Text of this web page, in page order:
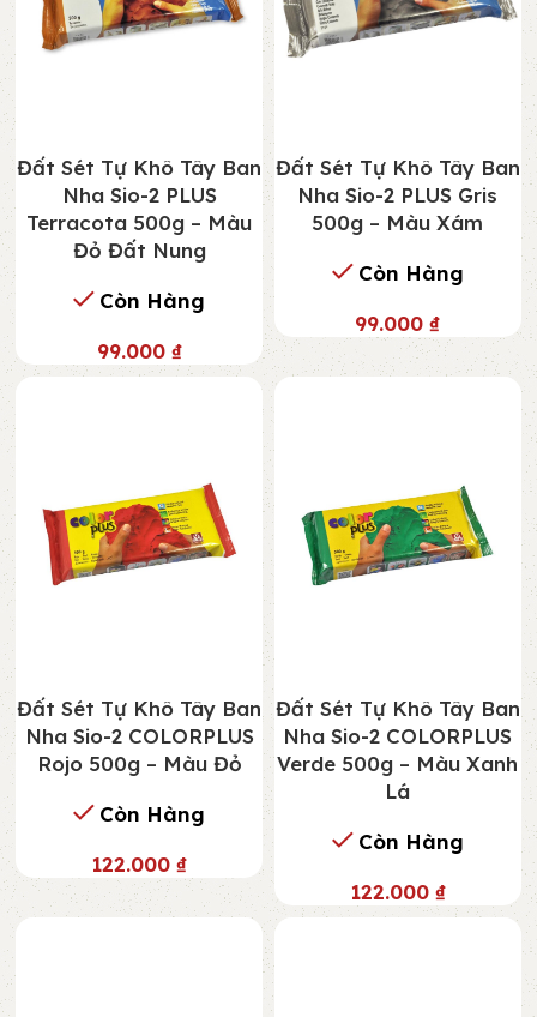
Đất Sét Tự Khô Tây Ban
Nha Sio-2 PLUS
Terracota 500g – Màu
Đỏ Đất Nung
Còn Hàng
99.000 ₫
Đất Sét Tự Khô Tây Ban
Nha Sio-2 PLUS Gris
500g – Màu Xám
Còn Hàng
99.000₫
Đất Sét Tự Khô Tây Ban
Nha Sio-2 COLORPLUS
Rojo 500g – Màu Đỏ
Còn Hàng
122.000₫
Đất Sét Tự Khô Tây Ban
Nha Sio-2 COLORPLUS
Verde 500g – Màu Xanh
Lá
Còn Hàng
122.000 ₫